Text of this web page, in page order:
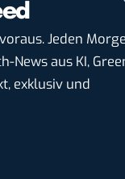
Jeden
News aus KI,
exklusiv und
KGin